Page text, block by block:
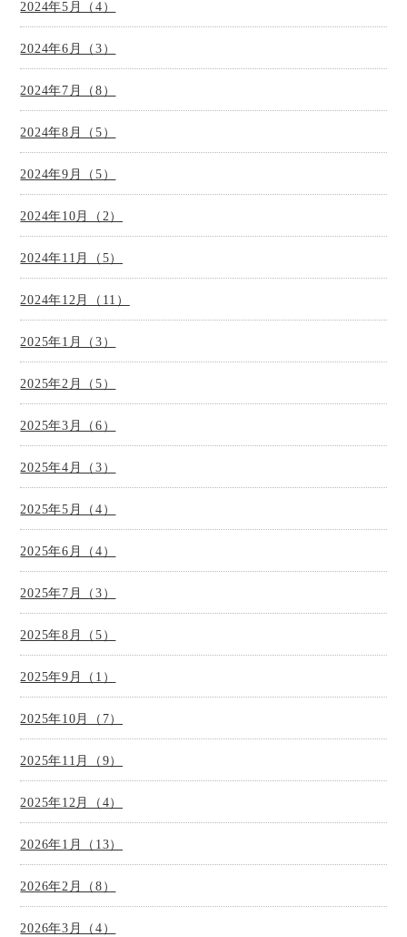
2024年5月（4）
2024年6月（3）
2024年7月（8）
2024年8月（5）
2024年9月（5）
2024年10月（2）
2024年11月（5）
2024年12月（11）
2025年1月（3）
2025年2月（5）
2025年3月（6）
2025年4月（3）
2025年5月（4）
2025年6月（4）
2025年7月（3）
2025年8月（5）
2025年9月（1）
2025年10月（7）
2025年11月（9）
2025年12月（4）
2026年1月（13）
2026年2月（8）
2026年3月（4）